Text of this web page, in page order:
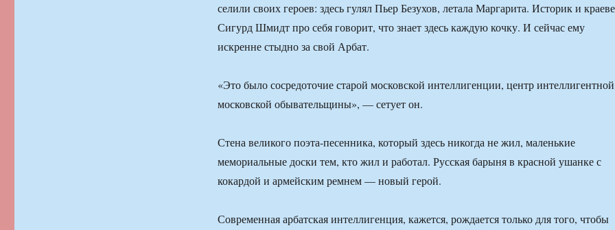
селили своих героев: здесь гулял Пьер Безухов, летала Маргарита. Историк и
Сигурд Шмидт про себя говорит, что знает здесь каждую кочку. И сейчас ему
искренне стыдно за свой Арбат.
«Это было сосредоточие старой московской интеллигенции, центр интеллигентной
московской обывательщины», — сетует он.
Стена великого поэта-песенника, который здесь никогда не жил, маленькие
мемориальные доски тем, кто жил и работал. Русская барыня в красной ушанке с
кокардой и армейским ремнем — новый герой.
Современная арбатская интеллигенция, кажется, рождается только для того, чтобы